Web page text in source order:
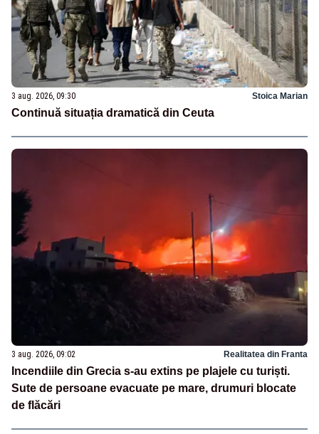
3 aug. 2026, 09:30 Stoica Marian
Continuă situația dramatică din Ceuta
3 aug. 2026, 09:02 Realitatea din Franta
Incendiile din Grecia s-au extins pe plajele cu turiști.
Sute de persoane evacuate pe mare, drumuri blocate
de flăcări